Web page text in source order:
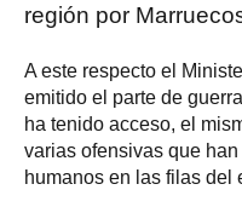
región por
A este respecto el
emitido el parte de
ha tenido acceso, el
varias ofensivas que
humanos en las filas del